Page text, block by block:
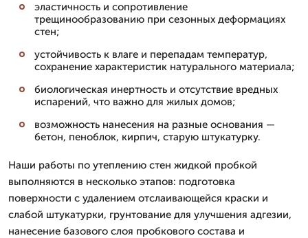
эластичность и сопротивление
трещинообразованию при сезонных деформациях
стен;
устойчивость к влаге и перепадам температур,
сохранение характеристик натурального материала;
биологическая инертность и отсутствие вредных
испарений, что важно для жилых домов;
возможность нанесения на разные основания —
бетон, пеноблок, кирпич, старую штукатурку.
Наши работы по утеплению стен жидкой пробкой
выполняются в несколько этапов: подготовка
поверхности с удалением отслаивающейся краски и
слабой штукатурки, грунтование для улучшения адгезии,
нанесение базового слоя пробкового состава и